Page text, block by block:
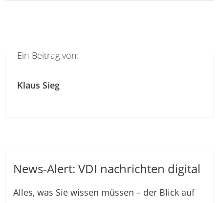
Ein Beitrag von:
Klaus Sieg
News-Alert: VDI nachrichten digital
Alles, was Sie wissen müssen – der Blick auf